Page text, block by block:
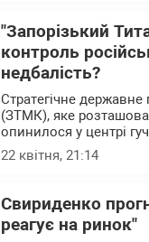
"Запорізький
контроль
недбалість?
Стратегічне
(ЗТМК), яке
опинилося у центрі
22 квітня, 21:14
Свириденко
реагує на ринок"